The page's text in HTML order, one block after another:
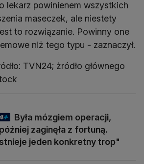
lekarz powinienem wszystkich
maseczek, ale niestety
to rozwiązanie. Powinny one
niż tego typu - zaznaczył.
TVN24; żródło głównego
Była mózgiem operacji,
zaginęła z fortuną.
jeden konkretny trop"